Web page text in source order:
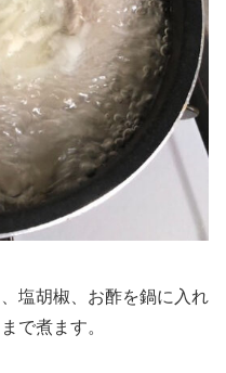
塩胡椒、お酢を鍋に入れ
で煮ます。